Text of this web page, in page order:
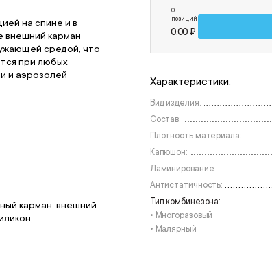
на спине и в
внешний карман
средой, что
при любых
и аэрозолей
карман, внешний
0
позиций
0,00 ₽
Характеристики:
Вид изделия:
Состав:
Плотность материала:
Капюшон:
Ламинирование:
Антистатичность:
Тип комбинезона:
• Многоразовый
• Малярный